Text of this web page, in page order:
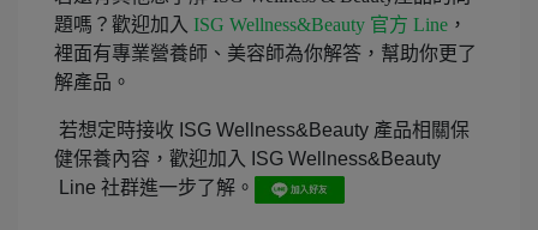
題嗎？歡迎加入 ISG Wellness&Beauty 官方 Line ，
裡面有專業營養師、美容師為你解答，幫助你更了
解產品。
若想定時接收 ISG Wellness&Beauty 產品相關保
健保養內容，歡迎加入 ISG Wellness&Beauty
Line 社群進一步了解。